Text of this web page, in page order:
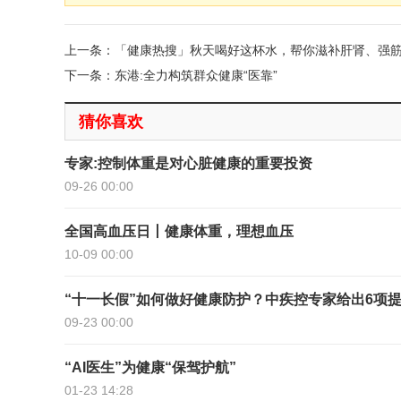
上一条：「健康热搜」秋天喝好这杯水，帮你滋补肝肾、强
下一条：东港:全力构筑群众健康“医靠”
猜你喜欢
专家:控制体重是对心脏健康的重要投资
09-26 00:00
全国高血压日丨健康体重，理想血压
10-09 00:00
“十一长假”如何做好健康防护？中疾控专家给出6项
09-23 00:00
“AI医生”为健康“保驾护航”
01-23 14:28